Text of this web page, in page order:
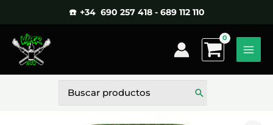
contenido
☎️ +34 690 257 418 - 689 112 110
por: